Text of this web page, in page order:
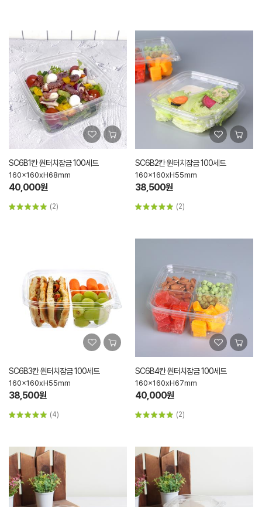
SC6B1칸 원터치잠금 100세트
160x160xH68mm
40,000원
(2)
SC6B2칸 원터치잠금 100세트
160x160xH55mm
38,500원
(2)
SC6B3칸 원터치잠금 100세트
160x160xH55mm
38,500원
(4)
SC6B4칸 원터치잠금 100세트
160x160xH67mm
40,000원
(2)